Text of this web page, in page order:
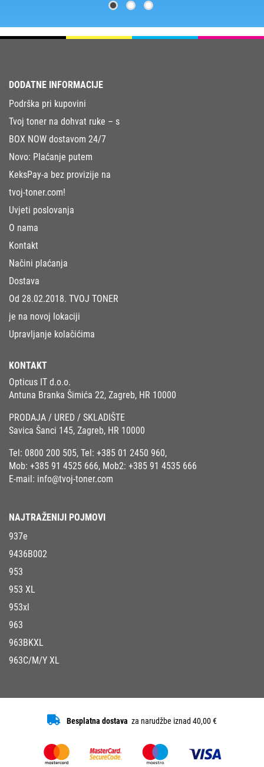
DODATNE INFORMACIJE
Podrška pri kupovini
Tvoj toner na dohvat ruke – s
BOX NOW dostavom 24/7
Novo: Plaćanje putem
KeksPay-a bez provizije na
tvoj-toner.com!
Uvjeti poslovanja
O nama
Kontakt
Načini plaćanja
Dostava
Od 28.02.2018. TVOJ TONER
je na novoj lokaciji
Upravljanje kolačićima
KONTAKT
Opticus IT d.o.o.
Antuna Branka Šimića 22, Zagreb, HR 10000
PRODAJA / URED / SKLADIŠTE
Savica Šanci 145, Zagreb, HR 10000
Tel: 0800 200 505, Tel: +385 01 2450 960,
Mob: +385 91 4525 666, Mob2: +385 91 4535 666
E-mail: info@tvoj-toner.com
NAJTRAŽENIJI POJMOVI
937e
9436B002
953
953 XL
953xl
963
963BKXL
963C/M/Y XL
Besplatna dostava za narudžbe iznad 40,00 €